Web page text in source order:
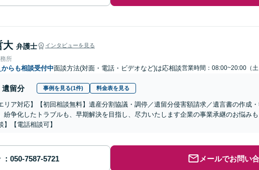
大 弁護士 インタビューを見る
所
からも相談受付中面談方法(対面・電話・ビデオなど)は応相談営業時間：08:00~20:00（土
遺留分 事例を見る(1件) 料金表を見る
リア対応】【初回相談無料】遺産分割協議・調停／遺留分侵害額請求／遺言書の作成
紛争化したトラブルも、早期解決を目指し、尽力いたします企業の事業承継のお悩み
】【電話相談可】
メールでお問い